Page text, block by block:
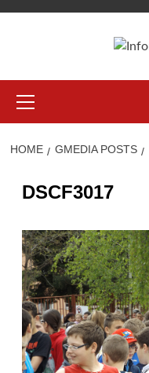
Menu
HOME GMEDIA POSTS
DSCF3017